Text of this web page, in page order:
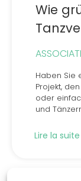
Wie
Haben Sie
Projekt,
oder
und
Lire la suite